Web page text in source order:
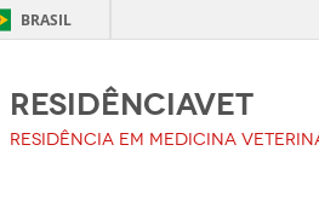
BRASIL
ResidênciaVet
Residência em Medicina